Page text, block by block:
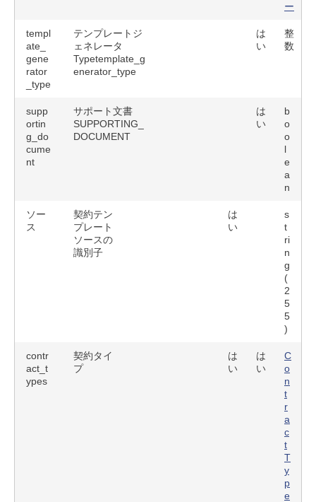
ー
templ
ate_
gene
rator
_type
テンプレートジ
ェネレータ
Typetemplate_g
enerator_type
は
い
整
数
supp
ortin
g_do
cume
nt
サポート文書
SUPPORTING_
DOCUMENT
は
い
b
o
o
l
e
a
n
ソー
ス
契約テン
プレート
ソースの
識別子
は
い
s
t
ri
n
g
(
2
5
5
)
contr
act_t
ypes
契約タイ
プ
は
い
は
い
C
o
n
t
r
a
c
t
T
y
p
e